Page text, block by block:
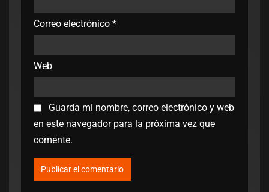
Correo electrónico *
Web
Guarda mi nombre, correo electrónico y web
en este navegador para la próxima vez que
comente.